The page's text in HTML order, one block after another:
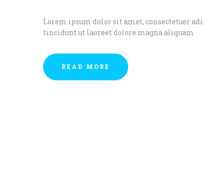
Lorem ipsum dolor sit amet, consectetuer
tincidunt ut laoreet dolore magna aliquam
READ MORE